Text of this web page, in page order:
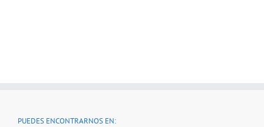
PUEDES ENCONTRARNOS EN: